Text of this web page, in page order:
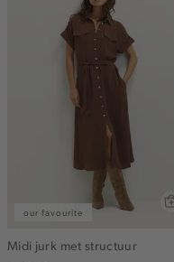
our favourite
Midi jurk met structuur